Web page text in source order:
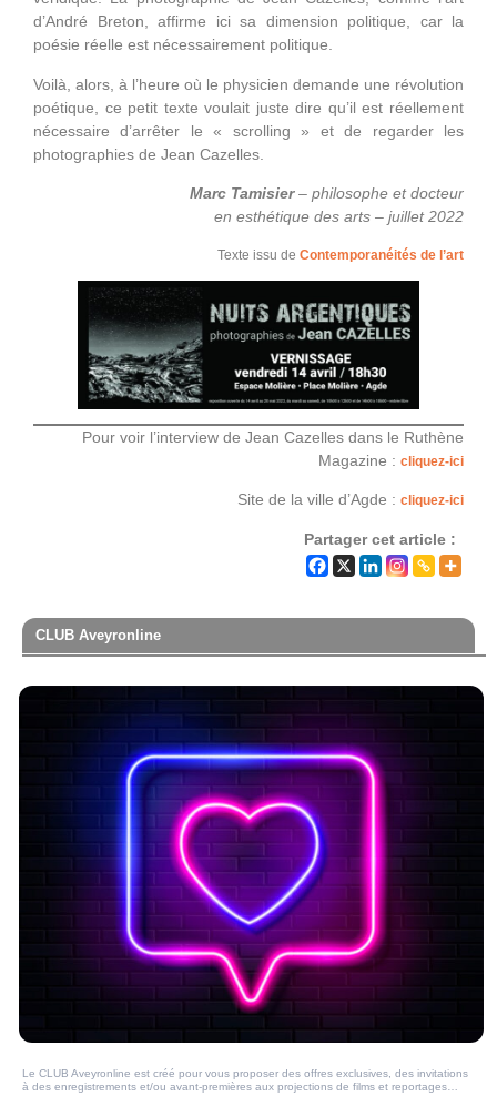
d’André Breton, affirme ici sa dimension politique, car la
poésie réelle est nécessairement politique.
Voilà, alors, à l’heure où le physicien demande une révolution
poétique, ce petit texte voulait juste dire qu’il est réellement
nécessaire d’arrêter le « scrolling » et de regarder les
photographies de Jean Cazelles.
Marc Tamisier– philosophe et docteur
en esthétique des arts – juillet 2022
Texte issu de Contemporanéités de l’art
Pour voir l’interview de Jean Cazelles dans le Ruthène
Magazine : cliquez-ici
Site de la ville d’Agde : cliquez-ici
Partager cet article :
CLUB Aveyronline
Le CLUB Aveyronline est créé pour vous proposer des offres exclusives, des invitations
à des enregistrements et/ou avant-premières aux projections de films et reportages…